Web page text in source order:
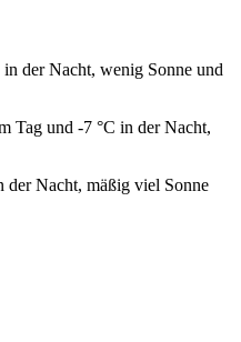
in der Nacht, wenig Sonne und
Tag und -7 °C in der Nacht,
der Nacht, mäßig viel Sonne